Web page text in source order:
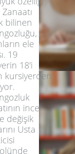
bilinen
ele
19
18'i
kursiyerden
ince
değişik
Usta